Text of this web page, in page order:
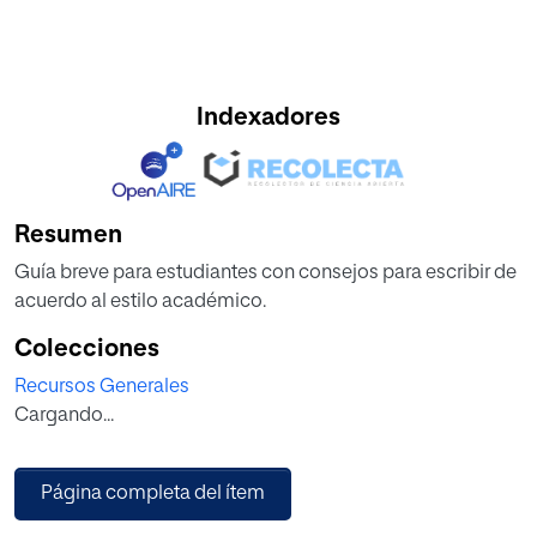
Indexadores
Resumen
Guía breve para estudiantes con consejos para escribir de
acuerdo al estilo académico.
Colecciones
Recursos Generales
Cargando...
Página completa del ítem